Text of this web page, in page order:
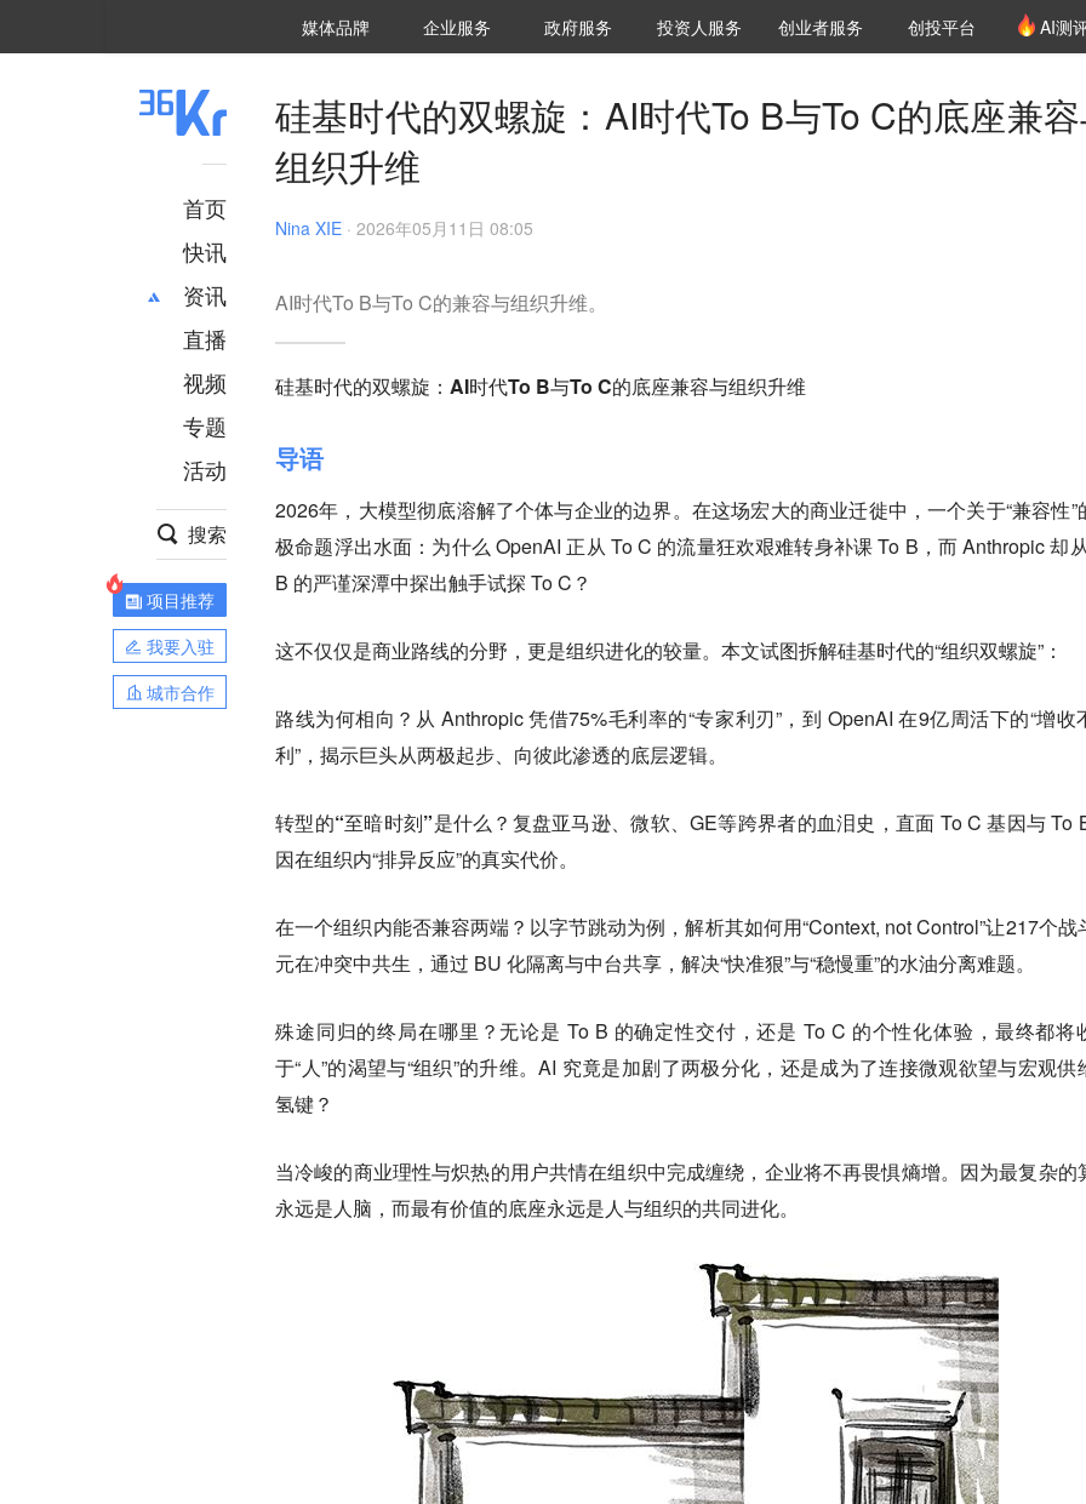
媒体品牌 36Kr研究院
企业服务 城市之窗
政府服务 VClub投资机构库
投资机构职位推介
投资人服务 创投氪堂
创业者服务 创投平台 AI测
首页
快讯
资讯
推荐
财经
项目推荐
安徽
直播
视频
专题
活动
搜索
项目推荐
我要入驻
城市合作
硅基时代的双螺旋：AI时代To B与To C的底座兼
组织升维
Nina XIE · 2026年05月11日 08:05
AI时代To B与To C的兼容与组织升维。
硅基时代的双螺旋：AI时代To B与To C的底座兼容与组织升维
导语
2026年，大模型彻底溶解了个体与企业的边界。在这场宏大的商业迁徙中，一个关于“兼容性”
极命题浮出水面：为什么 OpenAI 正从 To C 的流量狂欢艰难转身补课 To B，而 Anthropic 却
B 的严谨深潭中探出触手试探 To C？
这不仅仅是商业路线的分野，更是组织进化的较量。本文试图拆解硅基时代的“组织双螺旋”：
路线为何相向？ 从 Anthropic 凭借75%毛利率的“专家利刃”，到 OpenAI 在9亿周活下的“增收
利”，揭示巨头从两极起步、向彼此渗透的底层逻辑。
转型的“至暗时刻”是什么？ 复盘亚马逊、微软、GE等跨界者的血泪史，直面 To C 基因与 To
因在组织内“排异反应”的真实代价。
在一个组织内能否兼容两端？ 以字节跳动为例，解析其如何用“Context, not Control”让217个战
元在冲突中共生，通过 BU 化隔离与中台共享，解决“快准狠”与“稳慢重”的水油分离难题。
殊途同归的终局在哪里？无论是 To B 的确定性交付，还是 To C 的个性化体验，最终都将
于“人”的渴望与“组织”的升维。AI 究竟是加剧了两极分化，还是成为了连接微观欲望与宏观供
氢键？
当冷峻的商业理性与炽热的用户共情在组织中完成缠绕，企业将不再畏惧熵增。因为最复杂的
永远是人脑，而最有价值的底座永远是人与组织的共同进化。